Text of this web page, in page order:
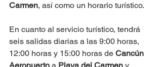
Carmen, así como un horario turístico.
En cuanto al servicio turístico, tendrá
seis salidas diarias a las 9:00 horas,
12:00 horas y 15:00 horas de Cancún